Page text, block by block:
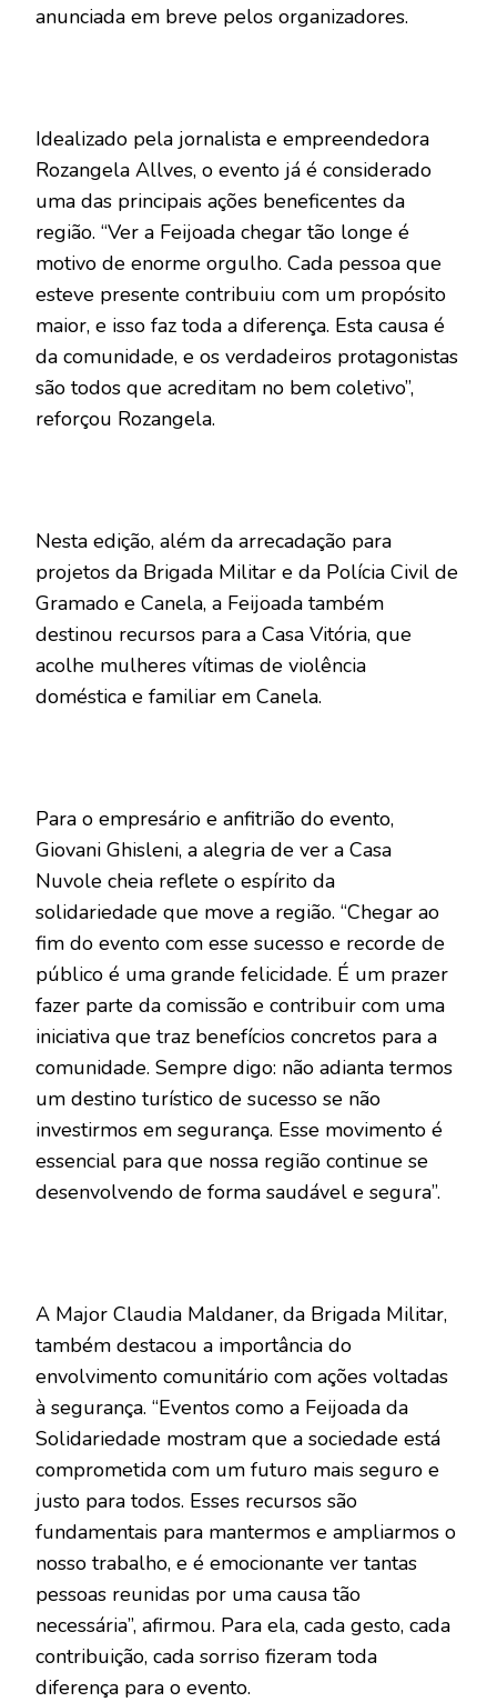
anunciada em breve pelos organizadores.
Idealizado pela jornalista e empreendedora
Rozangela Allves, o evento já é considerado
uma das principais ações beneficentes da
região. “Ver a Feijoada chegar tão longe é
motivo de enorme orgulho. Cada pessoa que
esteve presente contribuiu com um propósito
maior, e isso faz toda a diferença. Esta causa é
da comunidade, e os verdadeiros protagonistas
são todos que acreditam no bem coletivo”,
reforçou Rozangela.
Nesta edição, além da arrecadação para
projetos da Brigada Militar e da Polícia Civil de
Gramado e Canela, a Feijoada também
destinou recursos para a Casa Vitória, que
acolhe mulheres vítimas de violência
doméstica e familiar em Canela.
Para o empresário e anfitrião do evento,
Giovani Ghisleni, a alegria de ver a Casa
Nuvole cheia reflete o espírito da
solidariedade que move a região. “Chegar ao
fim do evento com esse sucesso e recorde de
público é uma grande felicidade. É um prazer
fazer parte da comissão e contribuir com uma
iniciativa que traz benefícios concretos para a
comunidade. Sempre digo: não adianta termos
um destino turístico de sucesso se não
investirmos em segurança. Esse movimento é
essencial para que nossa região continue se
desenvolvendo de forma saudável e segura”.
A Major Claudia Maldaner, da Brigada Militar,
também destacou a importância do
envolvimento comunitário com ações voltadas
à segurança. “Eventos como a Feijoada da
Solidariedade mostram que a sociedade está
comprometida com um futuro mais seguro e
justo para todos. Esses recursos são
fundamentais para mantermos e ampliarmos o
nosso trabalho, e é emocionante ver tantas
pessoas reunidas por uma causa tão
necessária”, afirmou. Para ela, cada gesto, cada
contribuição, cada sorriso fizeram toda
diferença para o evento.